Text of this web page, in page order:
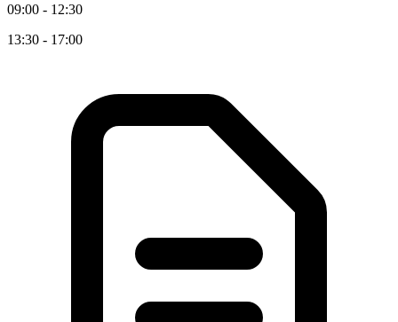
09:00 - 12:30
13:30 - 17:00